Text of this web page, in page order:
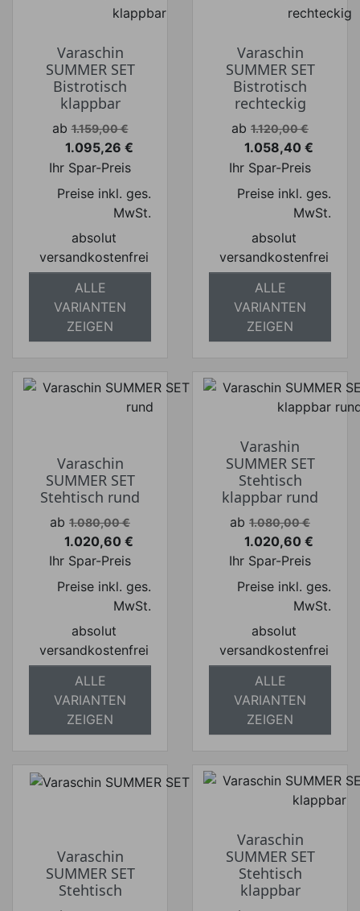
Varaschin
SUMMER SET
Bistrotisch
klappbar
Verkaufspreis
ab 1.159,00 €
Preis
1.095,26 €
Ihr Spar-Preis
Preise inkl. ges.
MwSt.
absolut
versandkostenfrei
ALLE
VARIANTEN
ZEIGEN
Varaschin
SUMMER SET
Bistrotisch
rechteckig
Verkaufspreis
ab 1.120,00 €
Preis
1.058,40 €
Ihr Spar-Preis
Preise inkl. ges.
MwSt.
absolut
versandkostenfrei
ALLE
VARIANTEN
ZEIGEN
Varaschin
SUMMER SET
Stehtisch rund
Verkaufspreis
ab 1.080,00 €
Preis
1.020,60 €
Ihr Spar-Preis
Preise inkl. ges.
MwSt.
absolut
versandkostenfrei
ALLE
VARIANTEN
ZEIGEN
Varashin
SUMMER SET
Stehtisch
klappbar rund
Verkaufspreis
ab 1.080,00 €
Preis
1.020,60 €
Ihr Spar-Preis
Preise inkl. ges.
MwSt.
absolut
versandkostenfrei
ALLE
VARIANTEN
ZEIGEN
Varaschin
SUMMER SET
Stehtisch
Varaschin
SUMMER SET
Stehtisch
klappbar